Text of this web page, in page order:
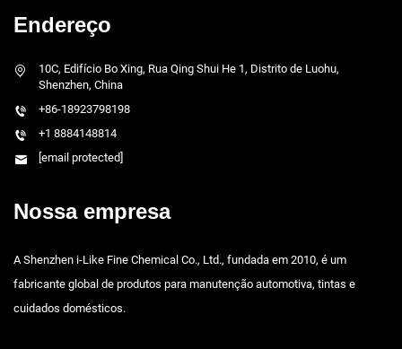
Endereço
10C, Edifício Bo Xing, Rua Qing Shui He 1, Distrito de Luohu,
Shenzhen, China
+86-18923798198
+1 8884148814
[email protected]
Nossa empresa
A Shenzhen i-Like Fine Chemical Co., Ltd., fundada em 2010, é um
fabricante global de produtos para manutenção automotiva, tintas e
cuidados domésticos.